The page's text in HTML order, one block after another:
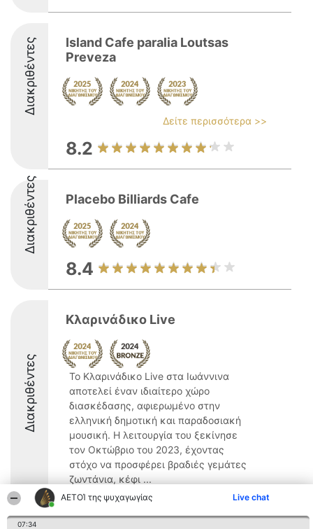
ΑΕΤΟΊ της ψυχαγωγίας Live chat
07:34
Διακριθέντες
Island Cafe paralia Loutsas
Preveza
Δείτε περισσότερα >>
8.2
Διακριθέντες Placebo Billiards Cafe
8.4
Διακριθέντες
Κλαρινάδικο Live
Το Κλαρινάδικο Live στα Ιωάννινα
αποτελεί έναν ιδιαίτερο χώρο
διασκέδασης, αφιερωμένο στην
ελληνική δημοτική και παραδοσιακή
μουσική. Η λειτουργία του ξεκίνησε
τον Οκτώβριο του 2023, έχοντας
στόχο να προσφέρει βραδιές γεμάτες
ζωντάνια, κέφι ...